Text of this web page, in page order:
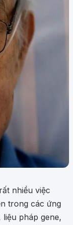
nhiều việc
trong các ứng
pháp gene,